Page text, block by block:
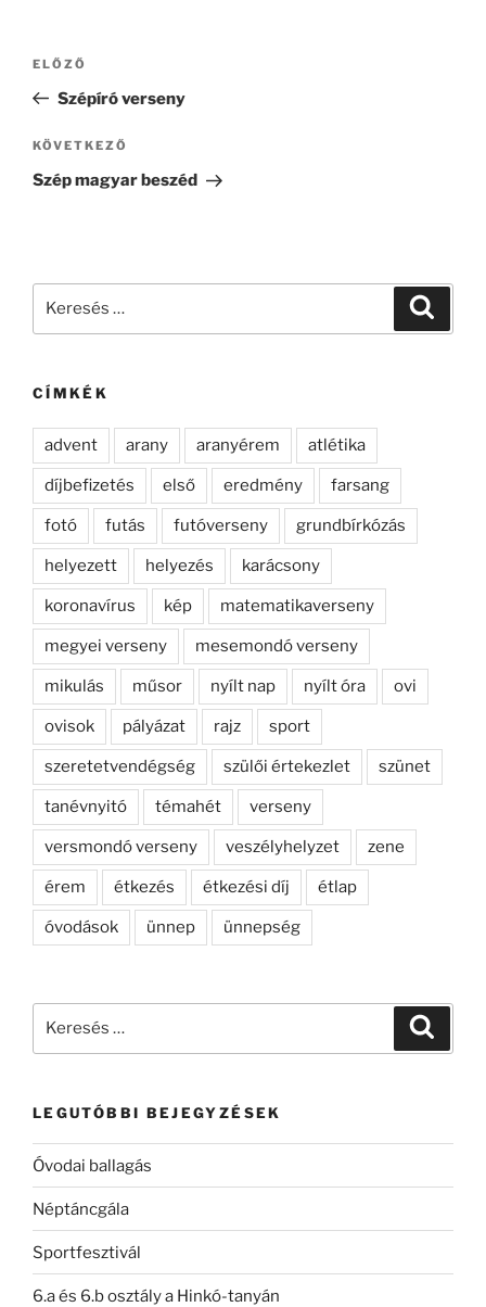
Bejegyzés
Korábbi
bejegyzés
ELŐZŐ
Szépíró verseny
Következő
bejegyzés
KÖVETKEZŐ
Szép magyar beszéd
CÍMKÉK
advent arany aranyérem atlétika
díjbefizetés első eredmény farsang
fotó futás futóverseny grundbírkózás
helyezett helyezés karácsony
koronavírus kép matematikaverseny
megyei verseny mesemondó verseny
mikulás műsor nyílt nap nyílt óra ovi
ovisok pályázat rajz sport
szeretetvendégség szülői értekezlet szünet
tanévnyitó témahét verseny
versmondó verseny veszélyhelyzet zene
érem étkezés étkezési díj étlap
óvodások ünnep ünnepség
LEGUTÓBBI BEJEGYZÉSEK
Óvodai ballagás
Néptáncgála
Sportfesztivál
6.a és 6.b osztály a Hinkó-tanyán